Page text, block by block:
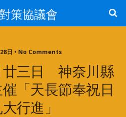
策協議會
日 • No Comments
廿三日 神奈川縣
「天長節奉祝日
行進」